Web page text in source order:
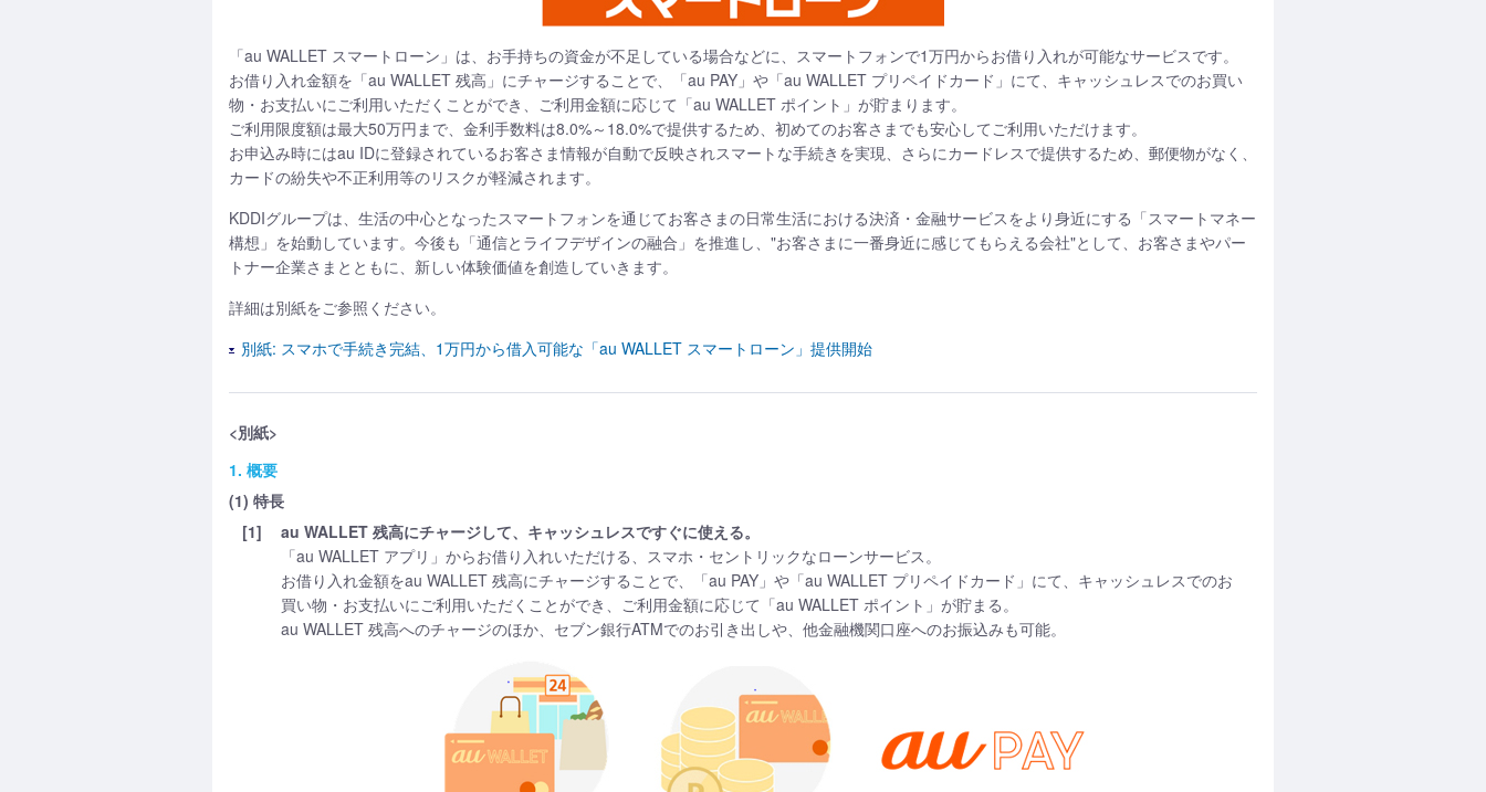
「au WALLET スマートローン」は、お手持ちの資金が不足している場合などに、スマートフォンで1万円からお借り入れが可能なサービスです。
お借り入れ金額を「au WALLET 残高」にチャージすることで、「au PAY」や「au WALLET プリペイドカード」にて、キャッシュレスでのお買い
物・お支払いにご利用いただくことができ、ご利用金額に応じて「au WALLET ポイント」が貯まります。
ご利用限度額は最大50万円まで、金利手数料は8.0%～18.0%で提供するため、初めてのお客さまでも安心してご利用いただけます。
お申込み時にはau IDに登録されているお客さま情報が自動で反映されスマートな手続きを実現、さらにカードレスで提供するため、郵便物がなく、
カードの紛失や不正利用等のリスクが軽減されます。
KDDIグループは、生活の中心となったスマートフォンを通じてお客さまの日常生活における決済・金融サービスをより身近にする「スマートマネー
構想」を始動しています。今後も「通信とライフデザインの融合」を推進し、"お客さまに一番身近に感じてもらえる会社"として、お客さまやパー
トナー企業さまとともに、新しい体験価値を創造していきます。
詳細は別紙をご参照ください。
別紙: スマホで手続き完結、1万円から借入可能な「au WALLET スマートローン」提供開始
<別紙>
1. 概要
(1) 特長
[1]
au WALLET 残高にチャージして、キャッシュレスですぐに使える。
「au WALLET アプリ」からお借り入れいただける、スマホ・セントリックなローンサービス。
お借り入れ金額をau WALLET 残高にチャージすることで、「au PAY」や「au WALLET プリペイドカード」にて、キャッシュレスでのお
買い物・お支払いにご利用いただくことができ、ご利用金額に応じて「au WALLET ポイント」が貯まる。
au WALLET 残高へのチャージのほか、セブン銀行ATMでのお引き出しや、他金融機関口座へのお振込みも可能。